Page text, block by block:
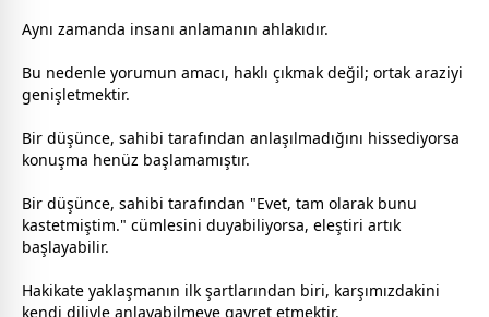
Aynı zamanda insanı anlamanın ahlakıdır.
Bu nedenle yorumun amacı, haklı çıkmak değil; ortak araziyi
genişletmektir.
Bir düşünce, sahibi tarafından anlaşılmadığını hissediyorsa
konuşma henüz başlamamıştır.
Bir düşünce, sahibi tarafından "Evet, tam olarak bunu
kastetmiştim." cümlesini duyabiliyorsa, eleştiri artık
başlayabilir.
Hakikate yaklaşmanın ilk şartlarından biri, karşımızdakini
kendi diliyle anlayabilmeye gayret etmektir.